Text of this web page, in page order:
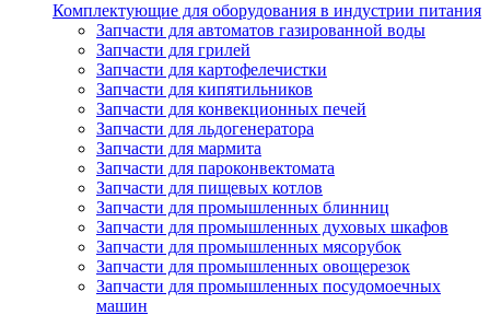
Комплектующие для оборудования в индустрии питания
Запчасти для автоматов газированной воды
Запчасти для грилей
Запчасти для картофелечистки
Запчасти для кипятильников
Запчасти для конвекционных печей
Запчасти для льдогенератора
Запчасти для мармита
Запчасти для пароконвектомата
Запчасти для пищевых котлов
Запчасти для промышленных блинниц
Запчасти для промышленных духовых шкафов
Запчасти для промышленных мясорубок
Запчасти для промышленных овощерезок
Запчасти для промышленных посудомоечных
машин